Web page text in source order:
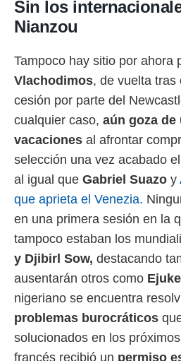
perfiles
utilizar
crear un
uso de
medir el
de la
el
del
o a través
de
de
uso de
con el
Sin los
Nianzou
Tampoco hay sitio por ahora
Vlachodimos, de vuelta tras
cesión por parte del
cualquier caso, aún goza de
vacaciones al afrontar
selección una vez acabado
al igual que Gabriel Suazo y
que aprieta el Venezia.
en una primera sesión en la
tampoco estaban los
y Djibirl Sow, destacando
ausentarán otros como
nigeriano se encuentra
problemas burocráticos
solucionados en los
francés recibió un permiso